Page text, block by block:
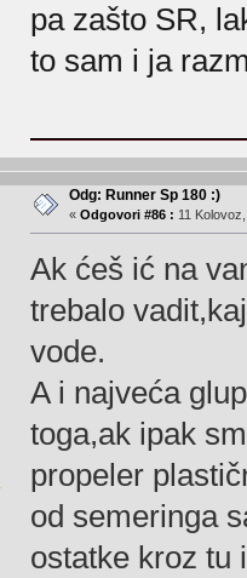
pa zašto SR,
to sam i ja
Odg: Runner Sp 180 :)
« Odgovori #86 : 11
Ak ćeš ić na
trebalo
vode.
A i najveća
toga,ak ipak
propeler
od semeringa
ostatke kroz tu